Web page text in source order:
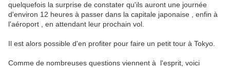
quelquefois la surprise de constater qu'ils auront une journée
d'environ 12 heures à passer dans la capitale japonaise , enfin à
l'aéroport , en attendant leur prochain vol.
Il est alors possible d'en profiter pour faire un petit tour à Tokyo.
Comme de nombreuses questions viennent à l'esprit, voici